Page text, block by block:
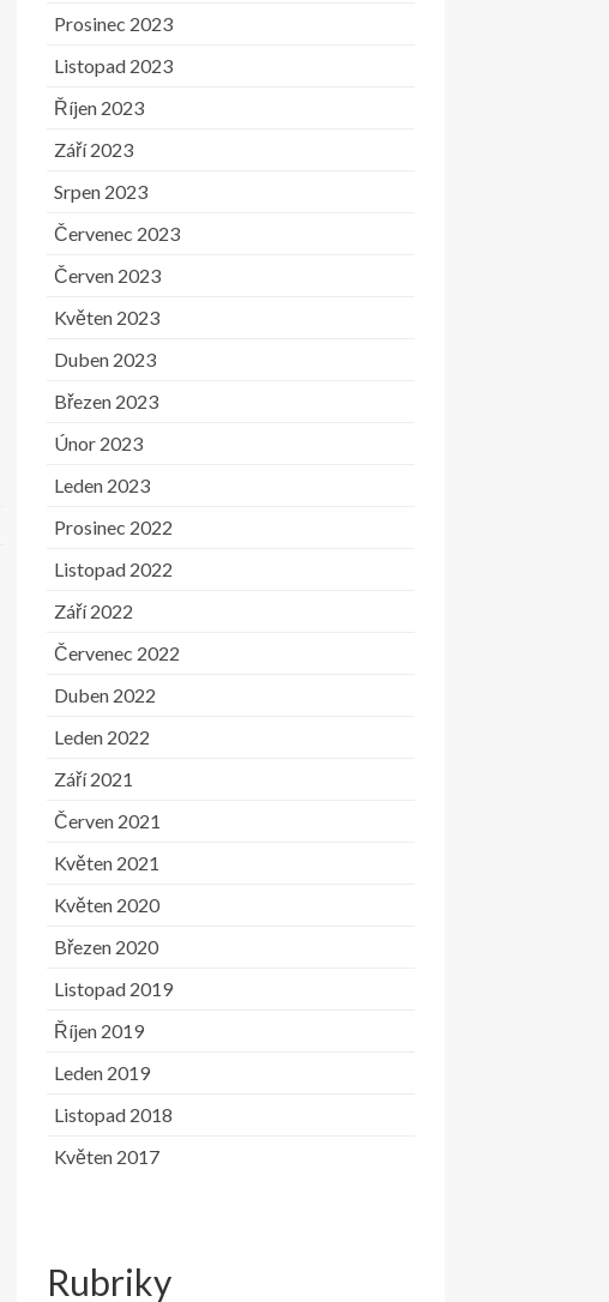
Prosinec 2023
Listopad 2023
Říjen 2023
Září 2023
Srpen 2023
Červenec 2023
Červen 2023
Květen 2023
Duben 2023
Březen 2023
Únor 2023
Leden 2023
Prosinec 2022
Listopad 2022
Září 2022
Červenec 2022
Duben 2022
Leden 2022
Září 2021
Červen 2021
Květen 2021
Květen 2020
Březen 2020
Listopad 2019
Říjen 2019
Leden 2019
Listopad 2018
Květen 2017
Rubriky